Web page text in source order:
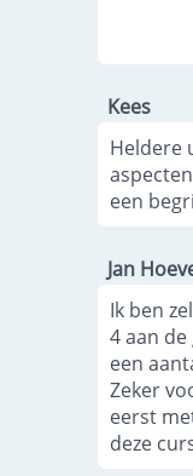
Kees
Heldere
een
Jan
Ik ben
4 aan
een
Zeker
eerst
deze